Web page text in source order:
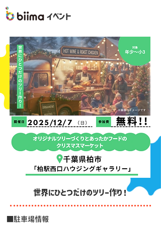
イベント
世界にひとつだけのツリー作り！
■駐車場情報